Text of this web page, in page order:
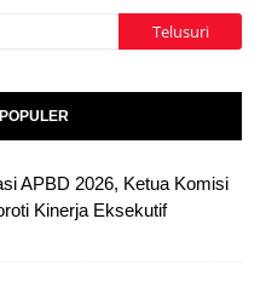
APBD 2026, Ketua Komisi
Kinerja Eksekutif